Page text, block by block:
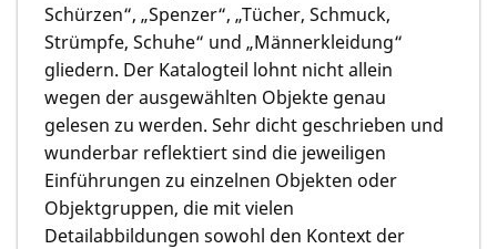
Schürzen“, „Spenzer“, „Tücher, Schmuck,
Strümpfe, Schuhe“ und „Männerkleidung“
gliedern. Der Katalogteil lohnt nicht allein
wegen der ausgewählten Objekte genau
gelesen zu werden. Sehr dicht geschrieben und
wunderbar reflektiert sind die jeweiligen
Einführungen zu einzelnen Objekten oder
Objektgruppen, die mit vielen
Detailabbildungen sowohl den Kontext der